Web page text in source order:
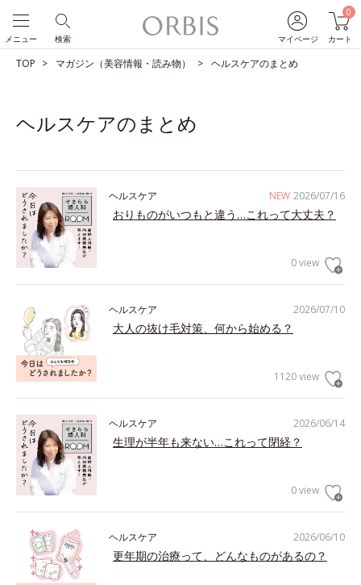
マイページ
0
カート
検索
メニュー
TOP マガジン（美容情報・読み物） ヘルスケアのまとめ
ヘルスケアのまとめ
NEW 2026/07/16
ヘルスケア
おりものがいつもと違う…これって大丈夫？
0 view
2026/07/10
ヘルスケア
大人の抜け毛対策、何から始める？
1120 view
2026/06/14
ヘルスケア
生理が半年も来ない…これって閉経？
0 view
2026/06/10
ヘルスケア
更年期の治療って、どんなものがあるの？